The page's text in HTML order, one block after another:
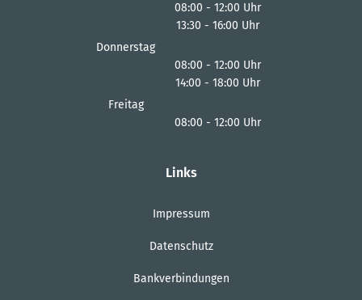
08:00 - 12:00 Uhr
Von 08:00 bis 12:00 Uhr
13:30 - 16:00 Uhr
Donnerstag
08:00 - 12:00 Uhr
Von 08:00 bis 12:00 Uhr
14:00 - 18:00 Uhr
Freitag
08:00 - 12:00 Uhr
Links
Impressum
Datenschutz
Bankverbindungen